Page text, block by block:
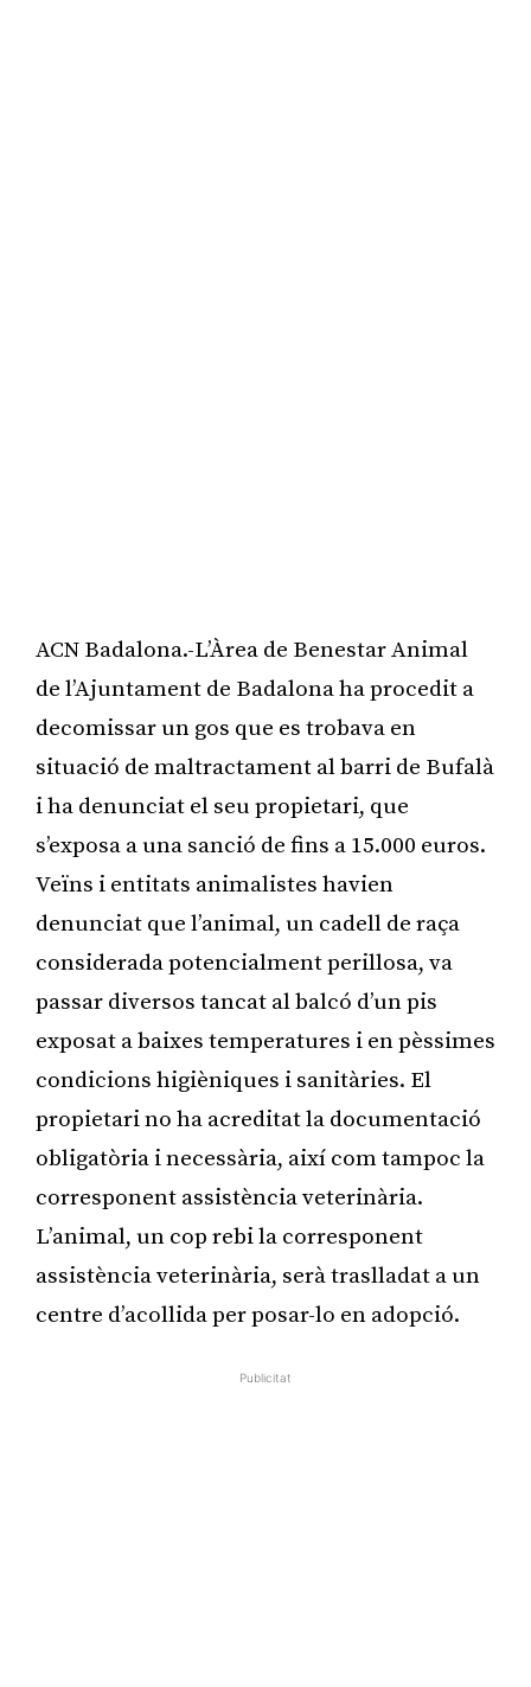
ACN Badalona.-L’Àrea de Benestar Animal
de l’Ajuntament de Badalona ha procedit a
decomissar un gos que es trobava en
situació de maltractament al barri de Bufalà
i ha denunciat el seu propietari, que
s’exposa a una sanció de fins a 15.000 euros.
Veïns i entitats animalistes havien
denunciat que l’animal, un cadell de raça
considerada potencialment perillosa, va
passar diversos tancat al balcó d’un pis
exposat a baixes temperatures i en pèssimes
condicions higièniques i sanitàries. El
propietari no ha acreditat la documentació
obligatòria i necessària, així com tampoc la
corresponent assistència veterinària.
L’animal, un cop rebi la corresponent
assistència veterinària, serà traslladat a un
centre d’acollida per posar-lo en adopció.
Publicitat